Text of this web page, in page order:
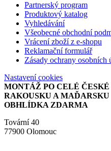
Partnerský program
Produktový katalog
Vyhledávání
Všeobecné obchodní
Vrácení zboží z e-shopu
Reklamační formulář
Zásady ochrany osobních
Nastavení cookies
MONTÁŽ PO CELÉ
RAKOUSKU A MAĎARSKU
OBHLÍDKA ZDARMA
Tovární 40
77900 Olomouc